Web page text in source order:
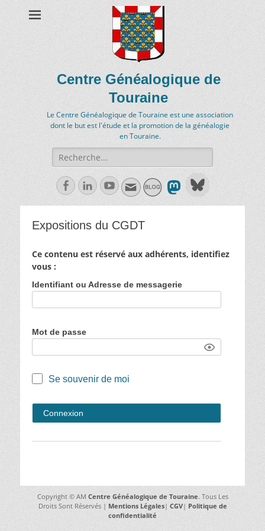
Centre Généalogique de
Touraine
Le Centre Généalogique de Touraine est une association
dont le but est l'étude et la promotion de la généalogie
en Touraine.
Recherche
de:
FacebookLinkedln
Youtube
Expositions du CGDT
Ce contenu est réservé aux adhérents, identifiez
vous :
Identifiant ou Adresse de messagerie
Mot de passe
Se souvenir de moi
Copyright © AM Centre Généalogique de Touraine. Tous Les
Droits Sont Réservés | Mentions Légales| CGV| Politique de
confidentialité